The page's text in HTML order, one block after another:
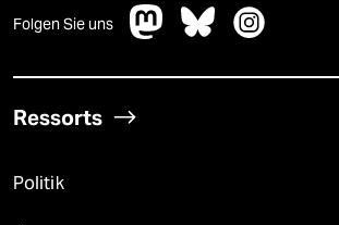
Folgen Sie uns
Ressorts
Politik